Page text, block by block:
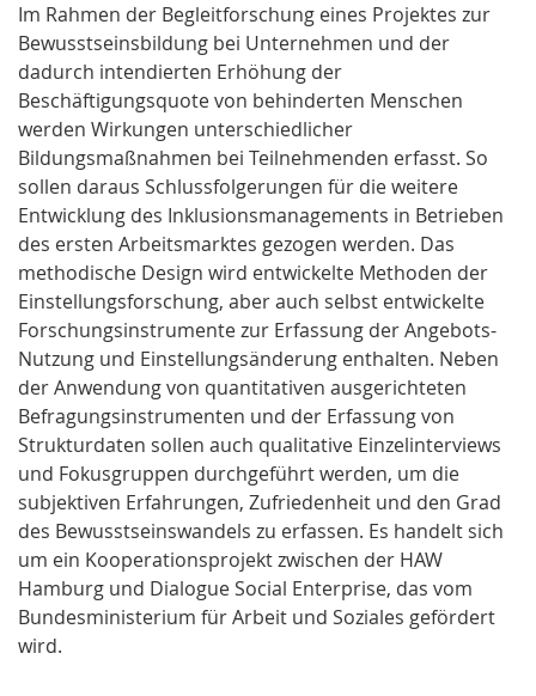
Im Rahmen der Begleitforschung eines Projektes zur
Bewusstseinsbildung bei Unternehmen und der
dadurch intendierten Erhöhung der
Beschäftigungsquote von behinderten Menschen
werden Wirkungen unterschiedlicher
Bildungsmaßnahmen bei Teilnehmenden erfasst. So
sollen daraus Schlussfolgerungen für die weitere
Entwicklung des Inklusionsmanagements in Betrieben
des ersten Arbeitsmarktes gezogen werden. Das
methodische Design wird entwickelte Methoden der
Einstellungsforschung, aber auch selbst entwickelte
Forschungsinstrumente zur Erfassung der Angebots-
Nutzung und Einstellungsänderung enthalten. Neben
der Anwendung von quantitativen ausgerichteten
Befragungsinstrumenten und der Erfassung von
Strukturdaten sollen auch qualitative Einzelinterviews
und Fokusgruppen durchgeführt werden, um die
subjektiven Erfahrungen, Zufriedenheit und den Grad
des Bewusstseinswandels zu erfassen. Es handelt sich
um ein Kooperationsprojekt zwischen der HAW
Hamburg und Dialogue Social Enterprise, das vom
Bundesministerium für Arbeit und Soziales gefördert
wird.